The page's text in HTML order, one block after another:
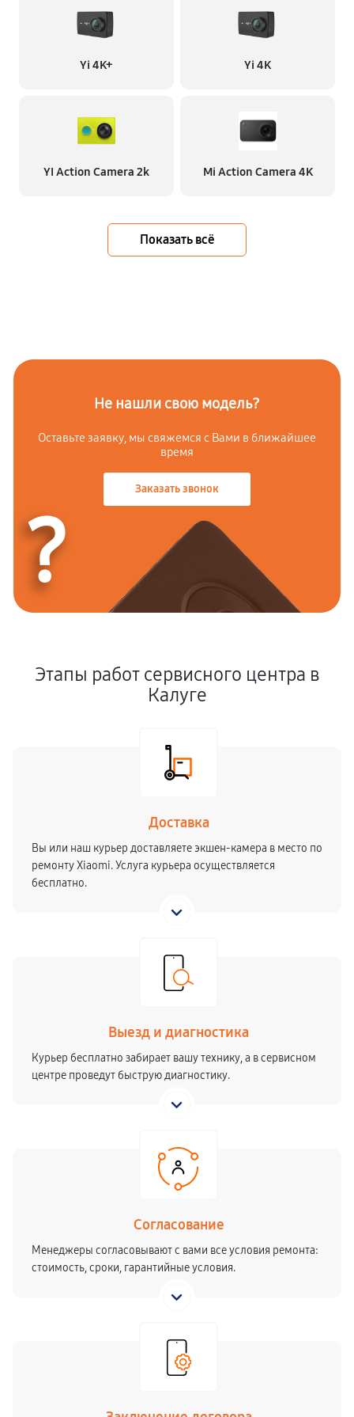
Yi 4K+ Yi 4K
YI Action Camera 2k Mi Action Camera 4K
Показать всё
Не нашли свою модель?
Оставьте заявку, мы свяжемся с Вами в ближайшее
время
Заказать звонок
?
Этапы работ сервисного центра в
Калуге
Доставка
Вы или наш курьер доставляете экшен-камера в место по
ремонту Xiaomi. Услуга курьера осуществляется
бесплатно.
Выезд и диагностика
Курьер бесплатно забирает вашу технику, а в сервисном
центре проведут быструю диагностику.
Согласование
Менеджеры согласовывают с вами все условия ремонта:
стоимость, сроки, гарантийные условия.